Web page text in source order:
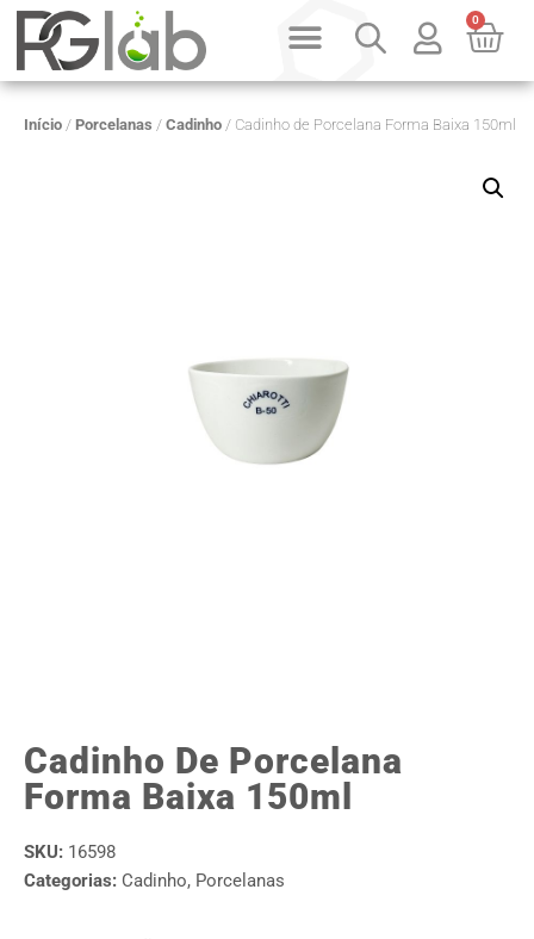
0
Início / Porcelanas / Cadinho / Cadinho de Porcelana Forma Baixa 150ml
Cadinho De Porcelana
Forma Baixa 150ml
SKU: 16598
Categorias: Cadinho, Porcelanas